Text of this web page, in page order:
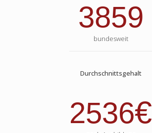
3859
bundesweit
Durchschnittsgehalt
2536€